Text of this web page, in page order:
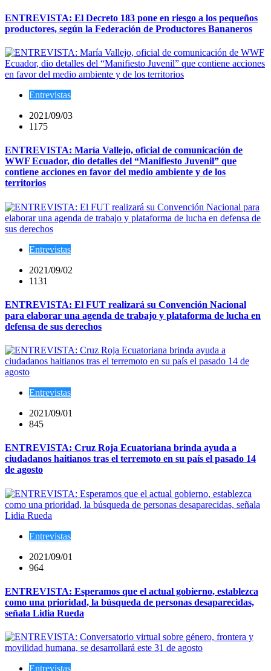
ENTREVISTA: El Decreto 183 pone en riesgo a los pequeños
productores, según la Federación de Productores Bananeros
Entrevistas
2021/09/03
1175
ENTREVISTA: María Vallejo, oficial de comunicación de
WWF Ecuador, dio detalles del “Manifiesto Juvenil” que
contiene acciones en favor del medio ambiente y de los
territorios
Entrevistas
2021/09/02
1131
ENTREVISTA: El FUT realizará su Convención Nacional
para elaborar una agenda de trabajo y plataforma de lucha en
defensa de sus derechos
Entrevistas
2021/09/01
845
ENTREVISTA: Cruz Roja Ecuatoriana brinda ayuda a
ciudadanos haitianos tras el terremoto en su país el pasado 14
de agosto
Entrevistas
2021/09/01
964
ENTREVISTA: Esperamos que el actual gobierno, establezca
como una prioridad, la búsqueda de personas desaparecidas,
señala Lidia Rueda
Entrevistas